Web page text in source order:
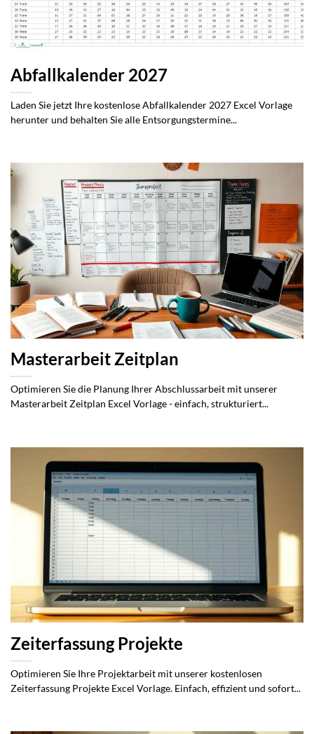
Abfallkalender 2027
Laden Sie jetzt Ihre kostenlose Abfallkalender 2027 Excel Vorlage
herunter und behalten Sie alle Entsorgungstermine...
Masterarbeit Zeitplan
Optimieren Sie die Planung Ihrer Abschlussarbeit mit unserer
Masterarbeit Zeitplan Excel Vorlage - einfach, strukturiert...
Zeiterfassung Projekte
Optimieren Sie Ihre Projektarbeit mit unserer kostenlosen
Zeiterfassung Projekte Excel Vorlage. Einfach, effizient und sofort...